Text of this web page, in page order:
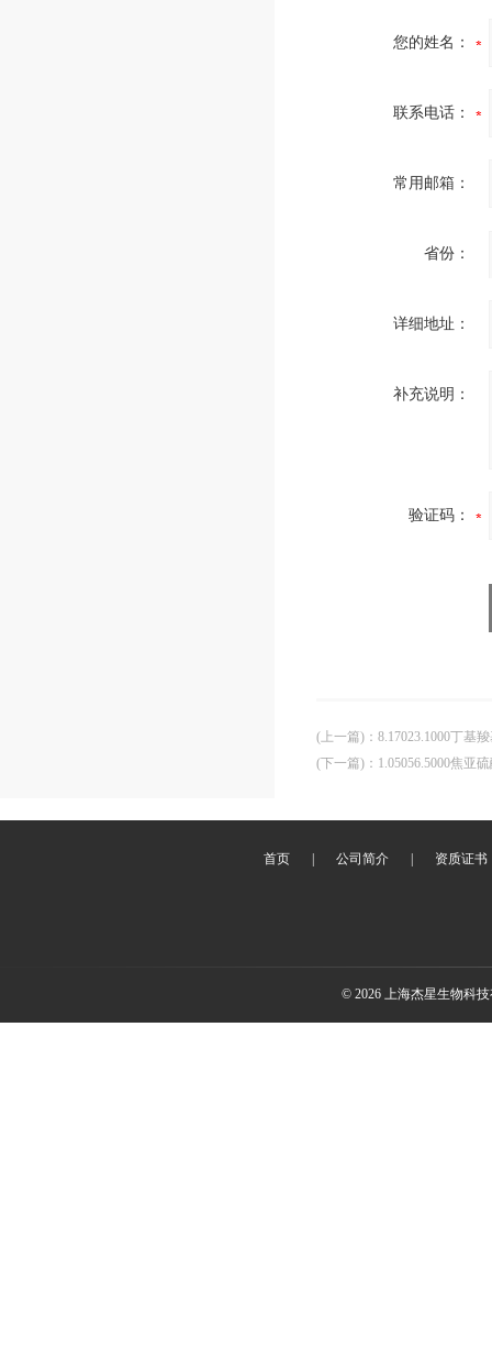
您的姓名：
联系电话：
常用邮箱：
省份：
详细地址：
补充说明：
验证码：
(上一篇) ： 8.17023.1000丁基
(下一篇) ： 1.05056.5000焦亚
首页 公司简介 资质证书
© 2026 上海杰星生物科